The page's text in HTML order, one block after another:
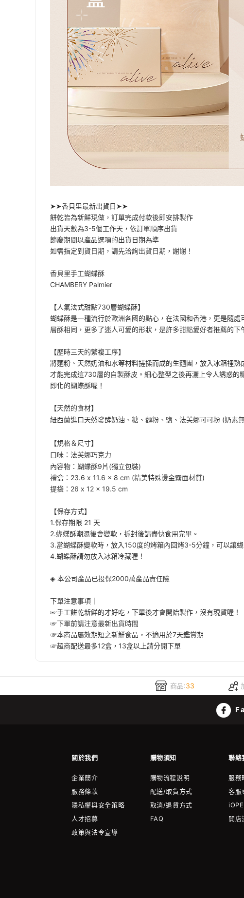
➤➤香貝里最新出貨日➤➤
餅乾皆為新鮮現做，訂單完成付款後即安排製作
出貨天數為3-5個工作天，依訂單順序出貨
節慶期間以產品選項的出貨日期為準
如需指定到貨日期，請先洽詢出貨日期，謝謝！
香貝里手工蝴蝶酥
CHAMBERY Palmier
【人氣法式甜點730層蝴蝶酥】
蝴蝶酥是一種流行於歐洲各國的點心，在法國和香港，更是隨
層酥相同，更多了迷人可愛的形狀，是許多甜點愛好者推薦的下
【歷時三天的繁複工序】
將麵粉、天然奶油和水等材料搓揉而成的生麵團，放入冰箱裡
才能完成這730層的自製酥皮。細心整型之後再灑上令人誘惑
即化的蝴蝶酥喔！
【天然的食材】
紐西蘭進口天然發酵奶油、糖、麵粉、鹽、法芙娜可可粉 (奶素
【規格＆尺寸】
口味：法芙娜巧克力
內容物：蝴蝶酥9片(獨立包裝)
禮盒：23.6 x 11.6 x 8 cm (精美特殊燙金霧面材質)
提袋：26 x 12 x 19.5 cm
【保存方式】
1.保存期限 21 天
2.蝴蝶酥潮濕後會變軟，拆封後請盡快食用完畢。
3.當蝴蝶酥變軟時，放入150度的烤箱內回烤3-5分鐘，可以讓蝴
4.蝴蝶酥請勿放入冰箱冷藏喔！
◈ 本公司產品已投保2000萬產品責任險
下單注意事項｜
☞手工餅乾新鮮的才好吃，下單後才會開始製作，沒有現貨喔！
☞下單前請注意最新出貨時間
☞本商品屬效期短之新鮮食品，不適用於7天鑑賞期
☞超商配送最多12盒，13盒以上請分開下單
商品:33
關於我們 購物須知 聯絡
企業簡介
服務條款
隱私權與安全策略
人才招募
政策與法令宣導
購物流程說明
配送/取貨方式
取消/退貨方式
FAQ
服
客
開店